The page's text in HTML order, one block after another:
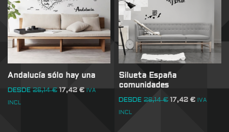
Andalucía sólo hay una
DESDE 26,14€ 17,42 € IVA
INCL
Silueta España
comunidades
DESDE 26,14€ 17,42€ IVA
INCL